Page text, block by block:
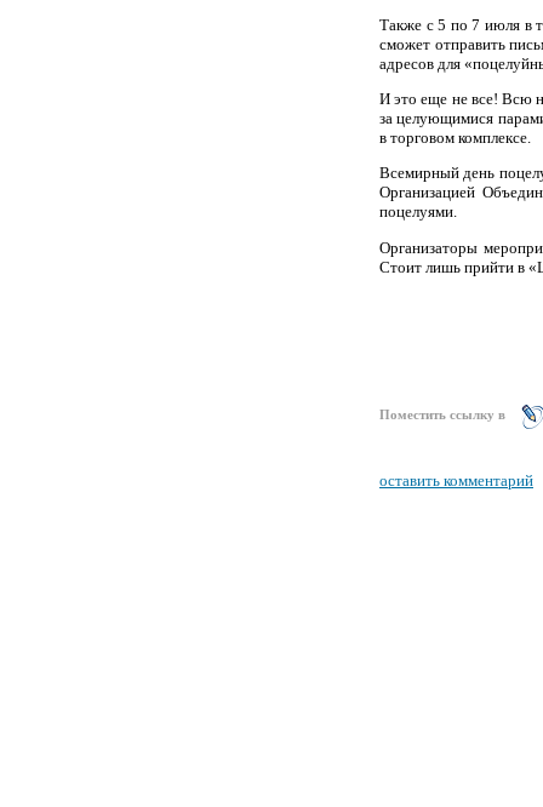
Также с 5 по 7 июля в
сможет отправить
адресов для
И это еще не все! Всю
за целующимися
в торговом комплексе.
Всемирный день
Организацией
поцелуями.
Организаторы
Стоит лишь прийти в
Поместить ссылку в
оставить комментарий